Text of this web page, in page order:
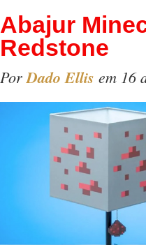
Abajur
Redstone
Por Dado Ellis em 16